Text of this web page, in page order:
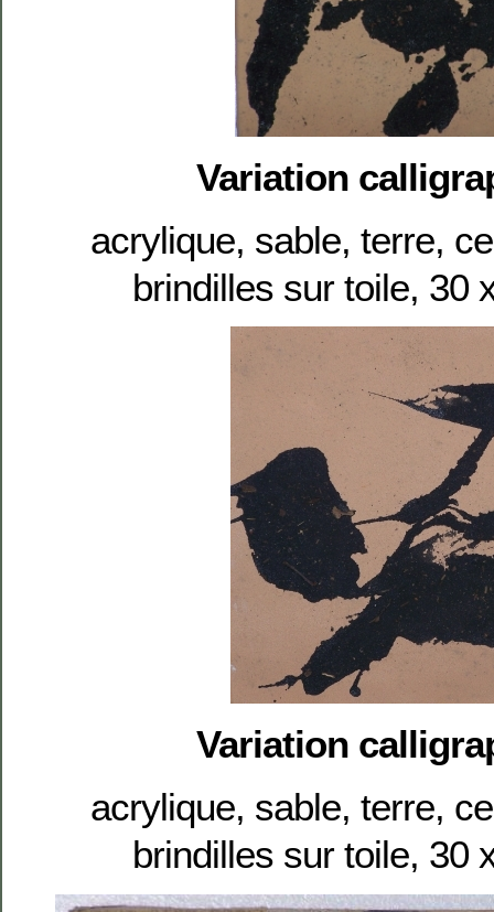
Variation
acrylique, sable, terre,
brindilles sur toile, 30
Variation
acrylique, sable, terre,
brindilles sur toile, 30